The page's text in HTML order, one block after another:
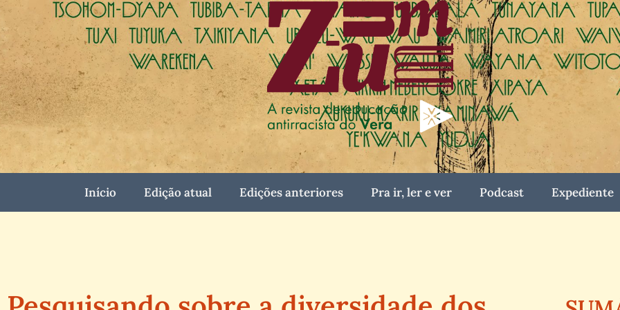
Início Edição atual Edições anteriores Pra ir, ler e ver Podcast Expediente